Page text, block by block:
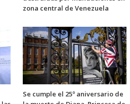
zona central de Venezuela
Se cumple el 25º aniversario de